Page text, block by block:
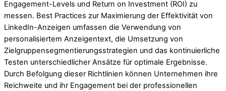
Engagement-Levels und Return on Investment (ROI) zu
messen. Best Practices zur Maximierung der Effektivität von
LinkedIn-Anzeigen umfassen die Verwendung von
personalisiertem Anzeigentext, die Umsetzung von
Zielgruppensegmentierungsstrategien und das kontinuierliche
Testen unterschiedlicher Ansätze für optimale Ergebnisse.
Durch Befolgung dieser Richtlinien können Unternehmen ihre
Reichweite und ihr Engagement bei der professionellen